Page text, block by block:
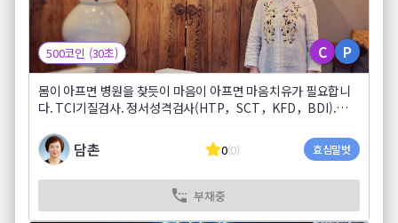
500코인 (30초) C P
몸이 아프면 병원을 찾듯이 마음이 아프면 마음치유가 필요합니
다. TCI기질검사. 정서성격검사(HTP，SCT，KFD，BDI).부모
담촌 0(0) 효심말벗
부재중